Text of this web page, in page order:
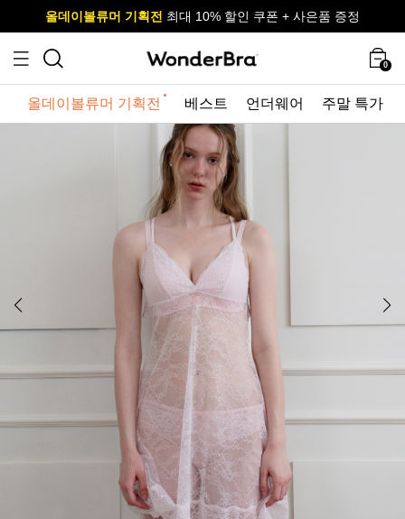
사이즈 무료 교환 서비스
올데이볼류머 기획전 최대 10% 할인 쿠폰 + 사은품 증정
사이즈 무료 교환 서비스
올데이볼류머 기획전
0
올데이볼류머 기획전 베스트 언더웨어 주말 특가